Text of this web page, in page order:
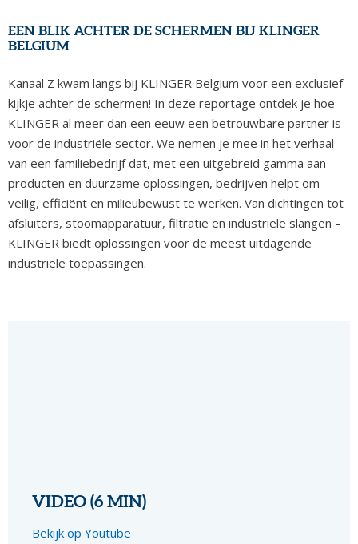
EEN BLIK ACHTER DE SCHERMEN BIJ KLINGER
BELGIUM
Kanaal Z kwam langs bij KLINGER Belgium voor een exclusief
kijkje achter de schermen! In deze reportage ontdek je hoe
KLINGER al meer dan een eeuw een betrouwbare partner is
voor de industriële sector. We nemen je mee in het verhaal
van een familiebedrijf dat, met een uitgebreid gamma aan
producten en duurzame oplossingen, bedrijven helpt om
veilig, efficiënt en milieubewust te werken. Van dichtingen tot
afsluiters, stoomapparatuur, filtratie en industriële slangen –
KLINGER biedt oplossingen voor de meest uitdagende
industriële toepassingen.
VIDEO (6 MIN)
Bekijk op Youtube